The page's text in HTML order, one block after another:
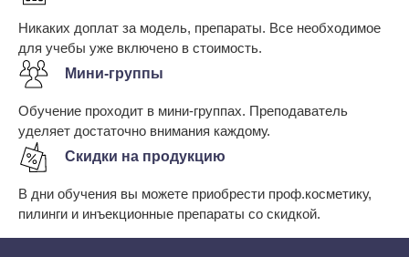
Никаких доплат за модель, препараты. Все необходимое
для учебы уже включено в стоимость.
Мини-группы
Обучение проходит в мини-группах. Преподаватель
уделяет достаточно внимания каждому.
Скидки на продукцию
В дни обучения вы можете приобрести проф.косметику,
пилинги и инъекционные препараты со скидкой.